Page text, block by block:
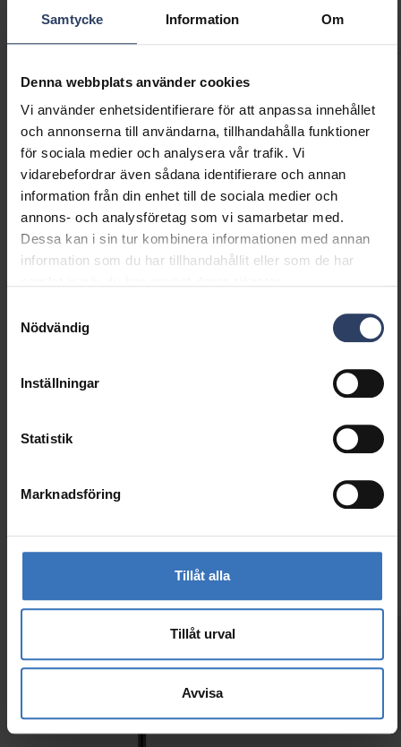
Samtycke Information Om
Denna webbplats använder cookies
Vi använder enhetsidentifierare för att anpassa innehållet
och annonserna till användarna, tillhandahålla funktioner
för sociala medier och analysera vår trafik. Vi
vidarebefordrar även sådana identifierare och annan
information från din enhet till de sociala medier och
annons- och analysföretag som vi samarbetar med.
Dessa kan i sin tur kombinera informationen med annan
information som du har tillhandahållit eller som de har
Nödvändig
Inställningar
Statistik
Marknadsföring
Tillåt alla
Tillåt urval
Avvisa
Produktversioner Nedladdningar Teknisk information
Produktbeskrivning
ARIK BORDSL. 160LM 3,3W 3000K USB-C
ARIK BORDSL. 160LM 3000K USB-C VIT
ARIK BORDSL. 160LM 3,3W 3000K USB-C
Liknande produkter